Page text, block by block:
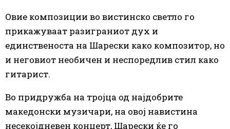
Овие композиции во вистинско светло го
прикажуваат разиграниот дух и
единственоста на Шарески како композитор, но
и неговиот необичен и неспоредлив стил како
гитарист.
Во придружба на тројца од најдобрите
македонски музичари, на овој навистина
несекојдневен концерт, Шарески ќе го